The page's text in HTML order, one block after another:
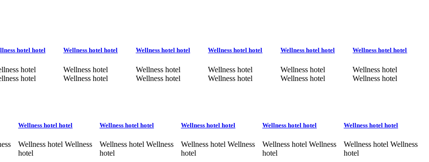
hotel hotel
hotel
hotel
Wellness hotel hotel
Wellness hotel
Wellness hotel
Wellness hotel hotel
Wellness hotel
Wellness hotel
Wellness hotel hotel
Wellness hotel
Wellness hotel
Wellness hotel hotel
Wellness hotel
Wellness hotel
Wellness hotel hotel
Wellness hotel
Wellness hotel
Wellness hotel hotel
Wellness hotel Wellness
hotel
Wellness hotel hotel
Wellness hotel Wellness
hotel
Wellness hotel hotel
Wellness hotel Wellness
hotel
Wellness hotel hotel
Wellness hotel Wellness
hotel
Wellness hotel hotel
Wellness hotel Wellness
hotel